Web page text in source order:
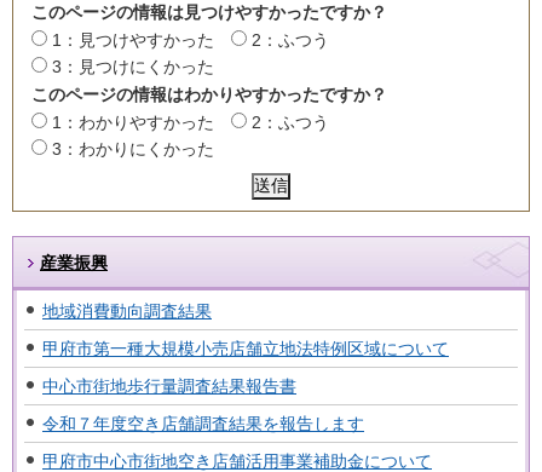
このページの情報は見つけやすかったですか？
1：見つけやすかった
2：ふつう
3：見つけにくかった
このページの情報はわかりやすかったですか？
1：わかりやすかった
2：ふつう
3：わかりにくかった
産業振興
地域消費動向調査結果
甲府市第一種大規模小売店舗立地法特例区域について
中心市街地歩行量調査結果報告書
令和７年度空き店舗調査結果を報告します
甲府市中心市街地空き店舗活用事業補助金について